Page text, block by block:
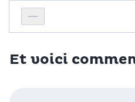
Réduire le nombre de
Personnes
Et voici